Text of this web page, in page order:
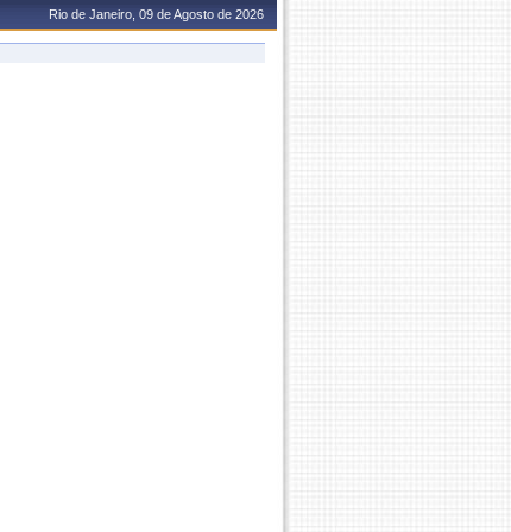
Rio de Janeiro, 09 de Agosto de 2026